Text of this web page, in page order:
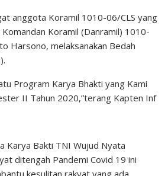
anggota Koramil 1010-06/CLS yang
Koramil (Danramil) 1010-
Harsono, melaksanakan Bedah
Program Karya Bhakti yang Kami
II Tahun 2020,”terang Kapten Inf
Karya Bakti TNI Wujud Nyata
ditengah Pandemi Covid 19 ini
kesulitan rakyat yang ada